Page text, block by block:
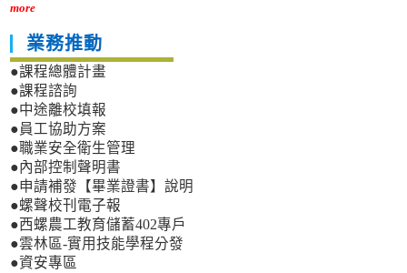
more
業務推動
●課程總體計畫
●課程諮詢
●中途離校填報
●員工協助方案
●職業安全衛生管理
●內部控制聲明書
●申請補發【畢業證書】說明
●螺聲校刊電子報
●西螺農工教育儲蓄402專戶
●雲林區-實用技能學程分發
●資安專區